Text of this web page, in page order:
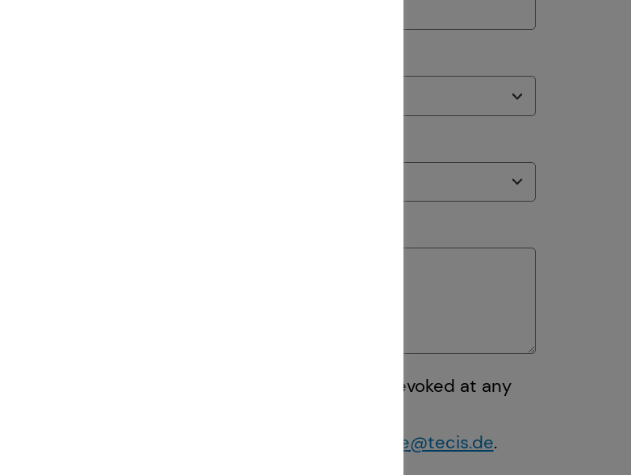
on my above request.​ This consent can be revoked at any
without stating reasons to the company ​ tecis
17, 22081 Hamburg, Germany,
kundenservice@tecis.de.